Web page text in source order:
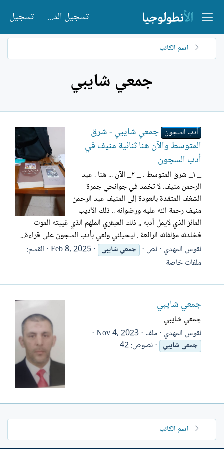
تسجيل الدخول تسجيل
اسم الكاتب
جمعي شايبي
أدب السجون جمعي شايبي - شرق
المتوسط والآن هنا ثنائية منيف في
أدب السجون
_ ١_ شرق المتوسط . _ ٢_ الآن ... هنا . عبد
الرحمن منيف. لا تخمد في جوانحي جمرة
الشغف المتقدة بالعودة إلى المنيف عبد الرحمن
منيف رحمة الله عليه ورضوانه .. ذلك الأديب
المائز الذي لايمل أدبه .. ذلك العبقري الملهم الذي غيبته الموت
فخلدته مؤلفاته الرائعة . ليحيلني ولعي بأدب السجون على قراءة...
نقوس المهدي نص جمعيشايبي Feb 8, 2025 القسم:
ملفات خاصة
جمعي شايبي
جمعي شايبي
نقوس المهدي ملف Nov 4, 2023
جمعيشايبي نصوص: 42
اسم الكاتب